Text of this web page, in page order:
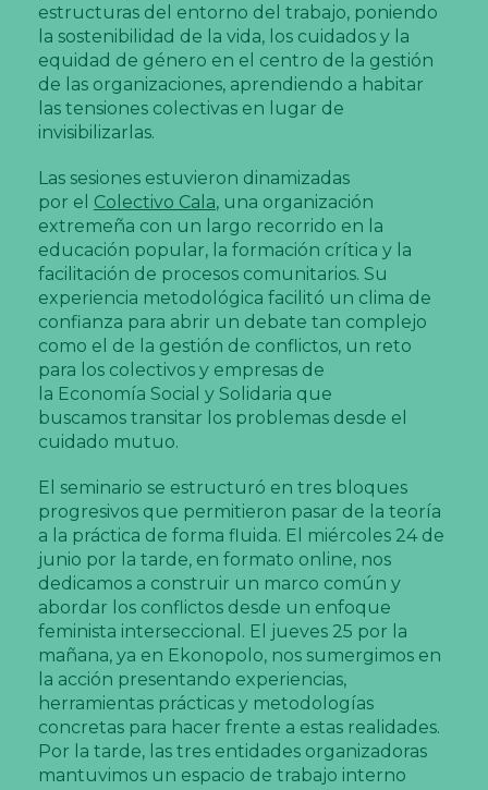
estructuras del entorno del trabajo, poniendo
la sostenibilidad de la vida, los cuidados y la
equidad de género en el centro de la gestión
de las organizaciones, aprendiendo a habitar
las tensiones colectivas en lugar de
invisibilizarlas.
Las sesiones estuvieron dinamizadas
por el Colectivo Cala, una organización
extremeña con un largo recorrido en la
educación popular, la formación crítica y la
facilitación de procesos comunitarios. Su
experiencia metodológica facilitó un clima de
confianza para abrir un debate tan complejo
como el de la gestión de conflictos, un reto
para los colectivos y empresas de
la Economía Social y Solidaria que
buscamos transitar los problemas desde el
cuidado mutuo.
El seminario se estructuró en tres bloques
progresivos que permitieron pasar de la teoría
a la práctica de forma fluida. El miércoles 24 de
junio por la tarde, en formato online, nos
dedicamos a construir un marco común y
abordar los conflictos desde un enfoque
feminista interseccional. El jueves 25 por la
mañana, ya en Ekonopolo, nos sumergimos en
la acción presentando experiencias,
herramientas prácticas y metodologías
concretas para hacer frente a estas realidades.
Por la tarde, las tres entidades organizadoras
mantuvimos un espacio de trabajo interno